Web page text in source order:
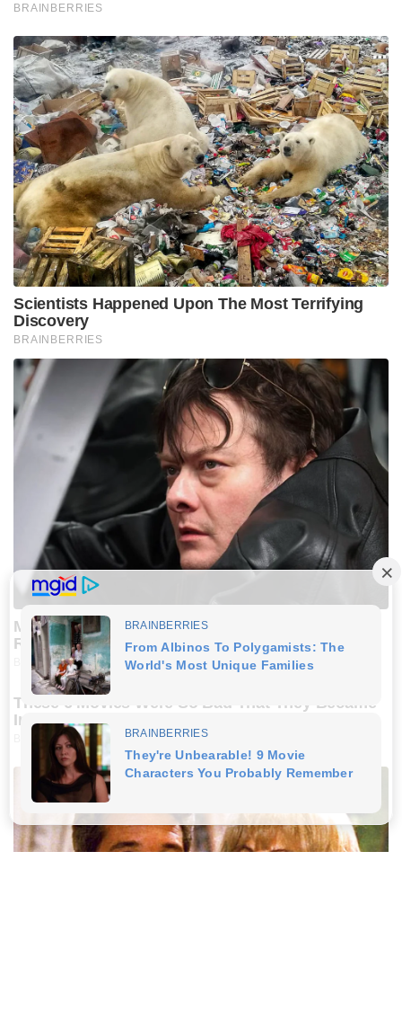
BRAINBERRIES
Scientists Happened Upon The Most Terrifying
Discovery
BRAINBERRIES
Meet The 6 Legendary Child Actors Who Became
Real Life Criminals
BRAINBERRIES
These 6 Movies Were So Bad That They Became
Instant Classics
BRAINBERRIES